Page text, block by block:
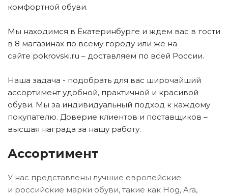
комфортной обуви.
Мы находимся в Екатеринбурге и ждем вас в гости
в 8 магазинах по всему городу или же на
сайте pokrovski.ru – доставляем по всей России.
Наша задача - подобрать для вас широчайший
ассортимент удобной, практичной и красивой
обуви. Мы за индивидуальный подход к каждому
покупателю. Доверие клиентов и поставщиков –
высшая награда за нашу работу.
Ассортимент
У нас представлены лучшие европейские
и российские марки обуви, такие как Hog, Ara,